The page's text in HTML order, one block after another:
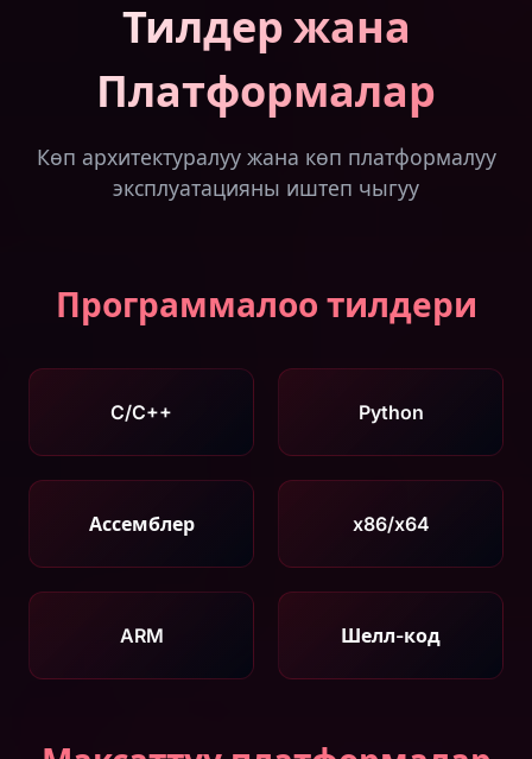
Тилдер жана
Платформалар
Көп архитектуралуу жана көп платформалуу
эксплуатацияны иштеп чыгуу
Программалоо тилдери
C/C++ Python
Ассемблер x86/x64
ARM Шелл-код